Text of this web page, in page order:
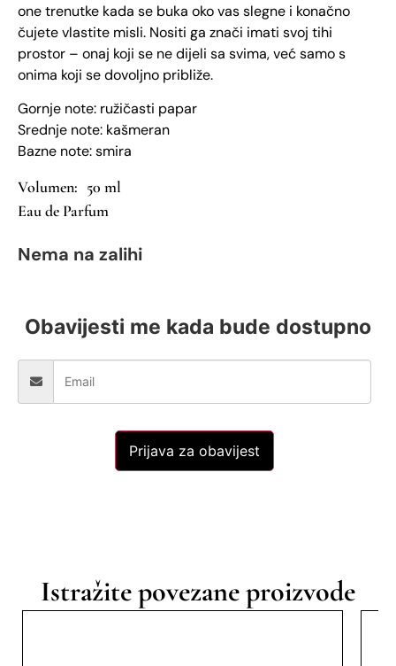
one trenutke kada se buka oko vas slegne i konačno
čujete vlastite misli. Nositi ga znači imati svoj tihi
prostor – onaj koji se ne dijeli sa svima, već samo s
onima koji se dovoljno približe.
Gornje note: ružičasti papar
Srednje note: kašmeran
Bazne note: smira
50 ml
Eau de Parfum
Nema na zalihi
Obavijesti me kada bude dostupno
Prijava za obavijest
Istražite povezane proizvode